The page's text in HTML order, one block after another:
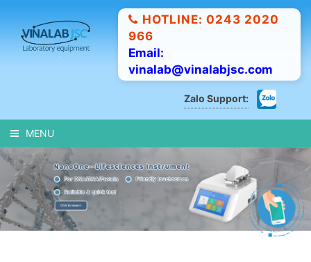
HOTLINE: 0243 2020
966
Email:
vinalab@vinalabjsc.com
Zalo Support:
MENU